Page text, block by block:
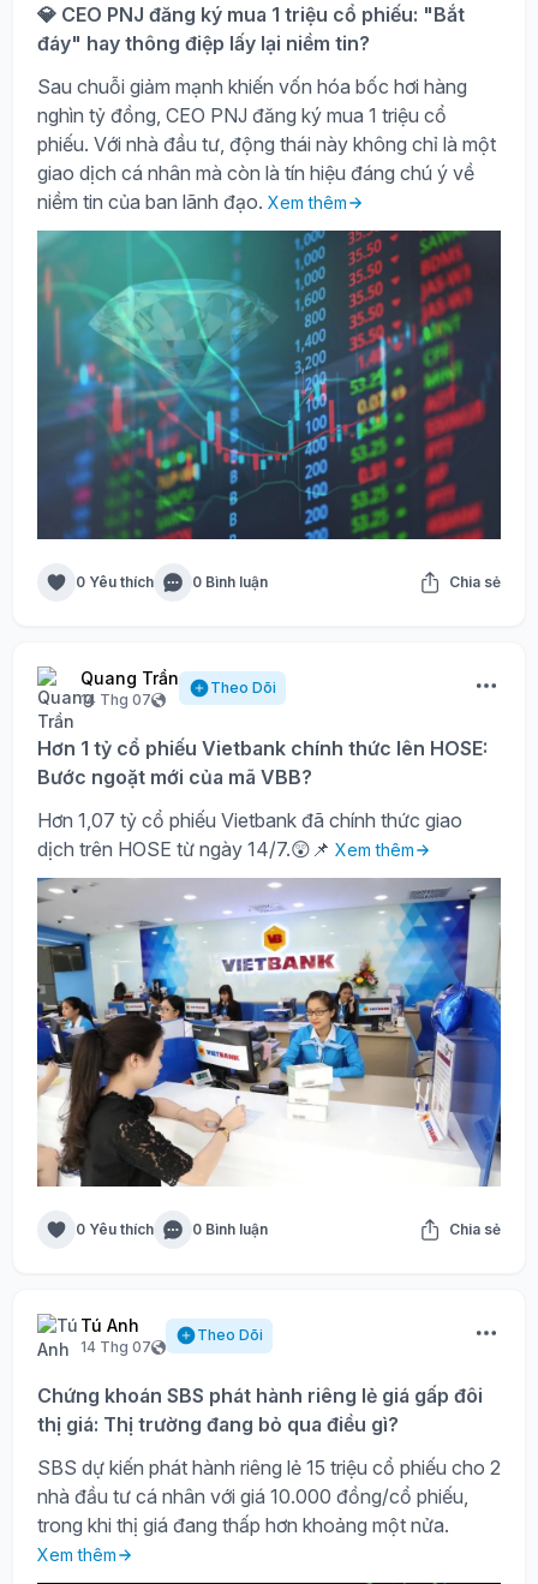
💎 CEO PNJ đăng ký mua 1 triệu cổ phiếu: "Bắt
đáy" hay thông điệp lấy lại niềm tin?
Sau chuỗi giảm mạnh khiến vốn hóa bốc hơi hàng
nghìn tỷ đồng, CEO PNJ đăng ký mua 1 triệu cổ
phiếu. Với nhà đầu tư, động thái này không chỉ là một
giao dịch cá nhân mà còn là tín hiệu đáng chú ý về
niềm tin của ban lãnh đạo. Xem thêm
0 Yêu thích 0 Bình luận Chia sẻ
Quang Trần
14 Thg 07
Theo Dõi
Hơn 1 tỷ cổ phiếu Vietbank chính thức lên HOSE:
Bước ngoặt mới của mã VBB?
Hơn 1,07 tỷ cổ phiếu Vietbank đã chính thức giao
dịch trên HOSE từ ngày 14/7.😲📌 Xem thêm
0 Yêu thích 0 Bình luận Chia sẻ
Tú Anh
14 Thg 07
Theo Dõi
Chứng khoán SBS phát hành riêng lẻ giá gấp đôi
thị giá: Thị trường đang bỏ qua điều gì?
SBS dự kiến phát hành riêng lẻ 15 triệu cổ phiếu cho 2
nhà đầu tư cá nhân với giá 10.000 đồng/cổ phiếu,
trong khi thị giá đang thấp hơn khoảng một nửa.
Xem thêm